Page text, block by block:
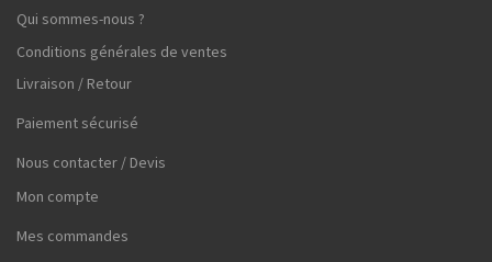
Qui sommes-nous ?
Conditions générales de ventes
Livraison / Retour
Paiement sécurisé
Nous contacter / Devis
Mon compte
Mes commandes